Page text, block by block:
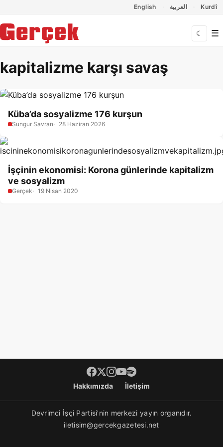
English العربية Kurdî
☾ ☰
kapitalizme karşı savaş
Küba’da sosyalizme 176 kurşun
Sungur Savran 28 Haziran 2026
İşçinin ekonomisi: Korona günlerinde kapitalizm
ve sosyalizm
Gerçek 19 Nisan 2020
Footer menüHakkımızda İletişim
Devrimci İşçi Partisi'nin merkezi yayın organıdır.
iletisim@gercekgazetesi.net